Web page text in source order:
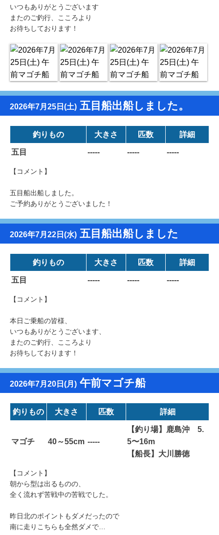
いつもありがとうございます
またのご釣行、こころより
お待ちしております！
2026年7月25日(土) 五目船出船しました。
釣りもの 大きさ 匹数 詳細
五目 ----- ----- -----
【コメント】
五目船出船しました。
ご予約ありがとうございました！
2026年7月22日(水) 五目船出船しました
釣りもの 大きさ 匹数 詳細
五目 ----- ----- -----
【コメント】
本日ご乗船の皆様、
いつもありがとうございます、
またのご釣行、こころより
お待ちしております！
2026年7月20日(月) 午前マゴチ船
釣りもの 大きさ 匹数 詳細
マゴチ 40～55cm -----
【釣り場】鹿島沖 5.
5〜16m
【船長】大川勝徳
【コメント】
朝から型は出るものの、
全く流れず苦戦中の苦戦でした。
昨日北のポイントもダメだったので
南に走りこちらも全然ダメで…